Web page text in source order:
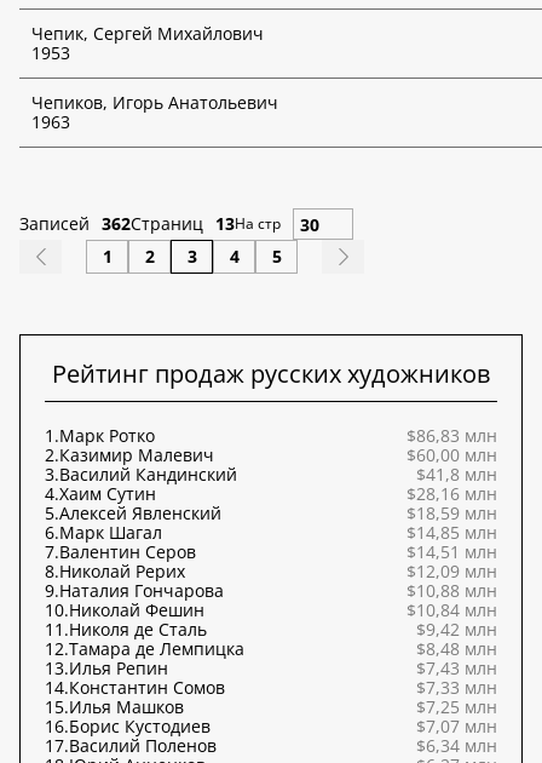
Чепик, Сергей Михайлович
1953
Чепиков, Игорь Анатольевич
1963
Записей 362Страниц 13На стр
1 2 3 4 5
Рейтинг продаж русских художников
1.Марк Ротко
$86,83 млн
2.Казимир Малевич
$60,00 млн
3.Василий Кандинский
$41,8 млн
4.Хаим Сутин
$28,16 млн
5.Алексей Явленский
$18,59 млн
6.Марк Шагал
$14,85 млн
7.Валентин Серов
$14,51 млн
8.Николай Рерих
$12,09 млн
9.Наталия Гончарова
$10,88 млн
10.Николай Фешин
$10,84 млн
11.Николя де Сталь
$9,42 млн
12.Тамара де Лемпицка
$8,48 млн
13.Илья Репин
$7,43 млн
14.Константин Сомов
$7,33 млн
15.Илья Машков
$7,25 млн
16.Борис Кустодиев
$7,07 млн
17.Василий Поленов
$6,34 млн